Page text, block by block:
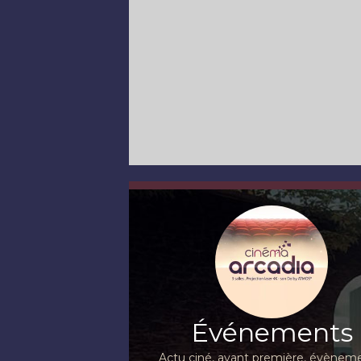
Événements
Actu ciné, avant première,